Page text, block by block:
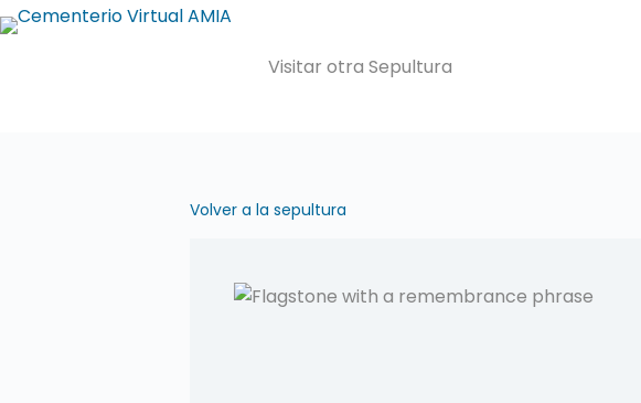
Saltar
al
Visitar otra Sepultura
Volver a la sepultura